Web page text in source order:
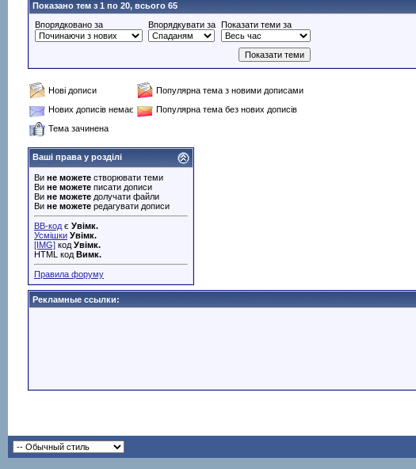
Показано тем з 1 по 20, всього 65
Впорядковано за
Впорядкувати за Показати теми за
Нові дописи
Популярна тема з новими дописами
Нових дописів немає
Популярна тема без нових дописів
Тема зачинена
Ваші права у розділі
Ви не можете створювати теми
Ви не можете писати дописи
Ви не можете долучати файли
Ви не можете редагувати дописи
BB-код є Увімк.
Усмішки Увімк.
[IMG] код Увімк.
HTML код Вимк.
Правила форуму
Рекламные ссылки: